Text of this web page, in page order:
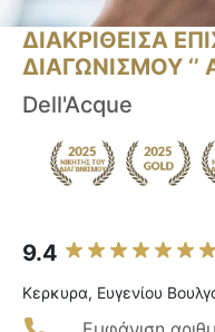
ΔΙΑΚΡΙΘΕΙΣΑ
ΔΙΑΓΩΝΙΣΜΟΥ ‘’
Dell'Acque
9.4
Κερκυρα, Ευγενίου